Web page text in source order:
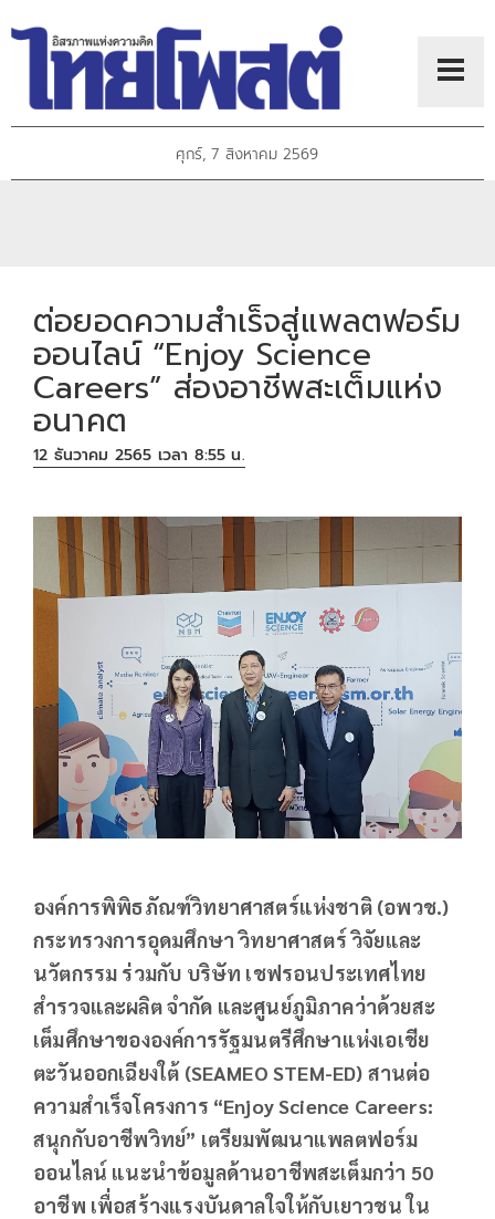
ศุกร์, 7 สิงหาคม 2569
ต่อยอดความสำเร็จสู่แพลตฟอร์ม
ออนไลน์ “Enjoy Science
Careers” ส่องอาชีพสะเต็มแห่ง
อนาคต
12 ธันวาคม 2565 เวลา 8:55 น.
องค์การพิพิธภัณฑ์วิทยาศาสตร์แห่งชาติ (อพวช.)
กระทรวงการอุดมศึกษา วิทยาศาสตร์ วิจัยและ
นวัตกรรม ร่วมกับ บริษัท เชฟรอนประเทศไทย
สำรวจและผลิต จำกัด และศูนย์ภูมิภาคว่าด้วยสะ
เต็มศึกษาขององค์การรัฐมนตรีศึกษาแห่งเอเชีย
ตะวันออกเฉียงใต้ (SEAMEO STEM-ED) สานต่อ
ความสำเร็จโครงการ “Enjoy Science Careers:
สนุกกับอาชีพวิทย์” เตรียมพัฒนาแพลตฟอร์ม
ออนไลน์ แนะนำข้อมูลด้านอาชีพสะเต็มกว่า 50
อาชีพ เพื่อสร้างแรงบันดาลใจให้กับเยาวชน ใน